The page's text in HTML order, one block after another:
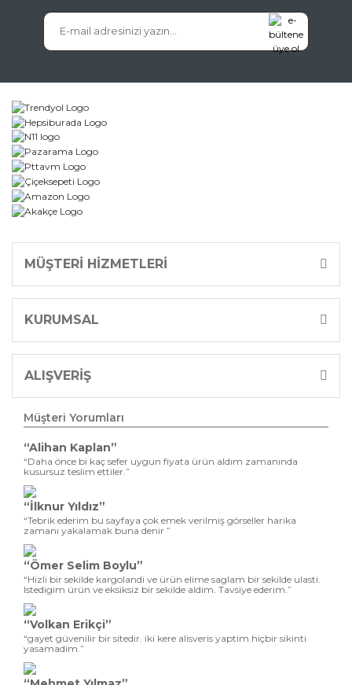
MÜŞTERİ HİZMETLERİ
KURUMSAL
ALIŞVERİŞ
Müşteri Yorumları
“Alihan Kaplan”
“Daha önce bi kaç sefer uygun fiyata ürün aldım zamanında
kusursuz teslim ettiler.”
“İlknur Yıldız”
“Tebrik ederim bu sayfaya çok emek verilmiş görseller harika
zamanı yakalamak buna denir ”
“Ömer Selim Boylu”
“Hizli bir sekilde kargolandi ve ürün elime saglam bir sekilde ulasti.
Istedigim ürün ve eksiksiz bir sekilde aldim. Tavsiye ederim.”
“Volkan Erikçi”
“gayet güvenilir bir sitedir. iki kere alisveris yaptim hiçbir sikinti
yasamadim.”